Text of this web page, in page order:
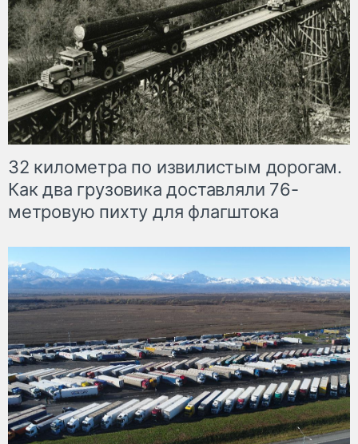
32 километра по извилистым дорогам.
Как два грузовика доставляли 76-
метровую пихту для флагштока